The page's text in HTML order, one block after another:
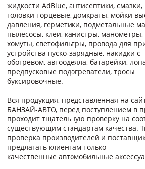
жидкости AdBlue, антисептики,
головки торцевые, домкраты, мойки
давления, герметики, подметальные
пылесосы, клеи, канистры, манометры,
хомуты, светофильтры, провода для
устройства пуско-зарядные, накидки с
обогревом, автоодеяла, батарейки,
предпусковые подогреватели, тросы
буксировочные.
Вся продукция, представленная на
БАНЗАЙ-АВТО, перед поступлением в
проходит тщательную проверку на
существующим стандартам качества.
проверка производителей и
предлагать клиентам только
качественные автомобильные